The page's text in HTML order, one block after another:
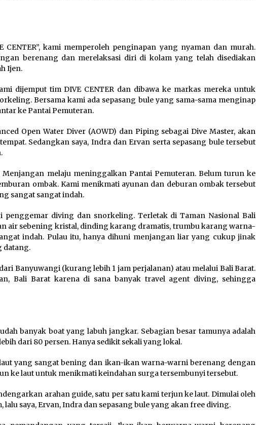
CENTER”, kami memperoleh penginapan yang nyaman dan murah.
berenang dan merelaksasi diri di kolam yang telah disediakan
Ijen.
dijemput tim DIVE CENTER dan dibawa ke markas mereka untuk
Bersama kami ada sepasang bule yang sama-sama menginap
ke Pantai Pemuteran.
Open Water Diver (AOWD) dan Piping sebagai Dive Master, akan
Sedangkan saya, Indra dan Ervan serta sepasang bule tersebut
melaju meninggalkan Pantai Pemuteran. Belum turun ke
ombak. Kami menikmati ayunan dan deburan ombak tersebut
sangat sangat indah.
penggemar diving dan snorkeling. Terletak di Taman Nasional Bali
air sebening kristal, dinding karang dramatis, trumbu karang warna-
indah. Pulau itu, hanya dihuni menjangan liar yang cukup jinak
datang.
Banyuwangi (kurang lebih 1 jam perjalanan) atau melalui Bali Barat.
Bali Barat karena di sana banyak travel agent diving, sehingga
banyak boat yang labuh jangkar. Sebagian besar tamunya adalah
dari 80 persen. Hanya sedikit sekali yang lokal.
yang sangat bening dan ikan-ikan warna-warni berenang dengan
ke laut untuk menikmati keindahan surga tersembunyi tersebut.
arahan guide, satu per satu kami terjun ke laut. Dimulai oleh
saya, Ervan, Indra dan sepasang bule yang akan free diving.